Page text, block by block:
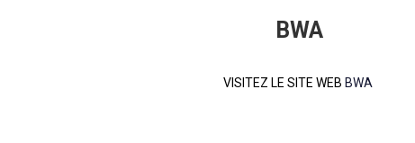
BWA
VISITEZ LE SITE WEBBWA